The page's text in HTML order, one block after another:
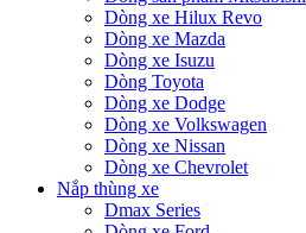
Dòng xe Hilux Revo
Dòng xe Mazda
Dòng xe Isuzu
Dòng Toyota
Dòng xe Dodge
Dòng xe Volkswagen
Dòng xe Nissan
Dòng xe Chevrolet
Nắp thùng xe
Dmax Series